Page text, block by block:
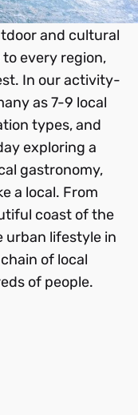
and cultural
every region,
In our activity-
as 7-9 local
types, and
exploring a
gastronomy,
a local. From
coast of the
urban lifestyle in
of local
of people.